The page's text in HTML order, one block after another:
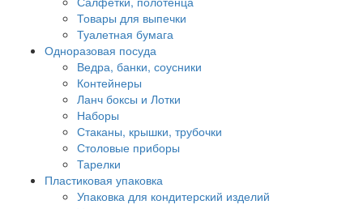
Товары для выпечки
Туалетная бумага
Одноразовая посуда
Ведра, банки, соусники
Контейнеры
Ланч боксы и Лотки
Наборы
Стаканы, крышки, трубочки
Столовые приборы
Тарелки
Пластиковая упаковка
Упаковка для кондитерский изделий